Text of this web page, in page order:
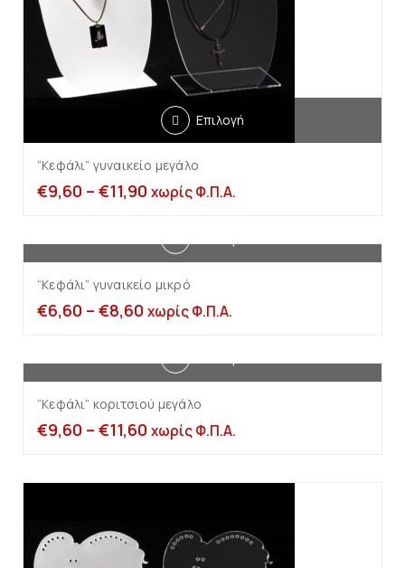
Επιλογή
“Κεφάλι” γυναικείο μεγάλο
€9,60 – €11,90 χωρίς Φ.Π.Α.
“Κεφάλι” γυναικείο μικρό
€6,60 – €8,60 χωρίς Φ.Π.Α.
“Κεφάλι” κοριτσιού μεγάλο
€9,60 – €11,60 χωρίς Φ.Π.Α.